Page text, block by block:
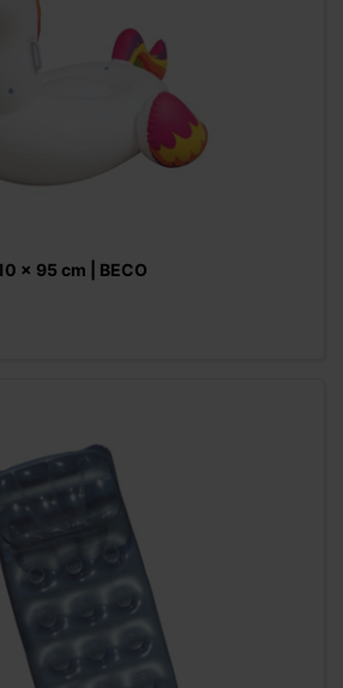
x 95 cm | BECO